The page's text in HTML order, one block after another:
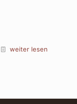
weiter lesen